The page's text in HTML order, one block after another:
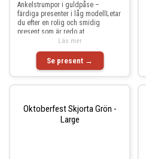
Ankelstrumpor i guldpåse –
färdiga presenter i låg modellLetar
du efter en rolig och smidig
present som är redo at
Se present →
Läs mer
Oktoberfest Skjorta Grön -
Large